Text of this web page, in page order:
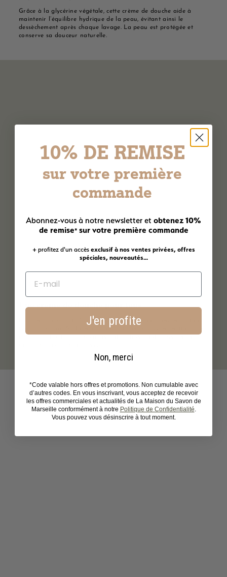
Grâce à la glycérine végétale, cette crème de douche aide à
maintenir l’équilibre hydrique de la peau, évitant ainsi le
dessèchement après chaque lavage. La peau est protégée et
conserve sa douceur naturelle.
Une crème de douche pour tous
La crème corps lait d'ânesse est formulée pour convenir à tous
types de peaux. Sa formule douce et sans parabène nettoie sans
10% DE REMISE
sur votre première
commande
Abonnez-vous à notre newsletter et obtenez 10%
de remise*sur votre première commande
+ profitez d'un accès exclusif à nos ventes privées, offres
spéciales, nouveautés...
J'en profite
Non, merci
*Code valable hors offres et promotions. Non cumulable avec
d’autres codes. En vous inscrivant, vous acceptez de recevoir
les offres commerciales et actualités de La Maison du Savon de
Marseille conformément à notre Politique de Confidentialité
Vous pouvez vous désinscrire à tout moment.